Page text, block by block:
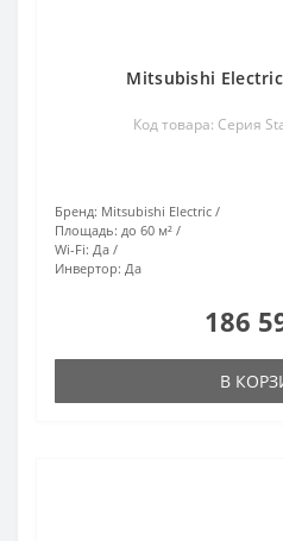
Mitsubishi Electric
Код товара: Серия
Бренд: Mitsubishi Electric
Площадь: до 60 м²
Wi-Fi: Да
Инвертор: Да
186
В